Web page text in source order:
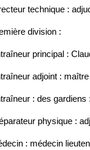
technique :
division :
principal :
adjoint :
: des
physique :
: médecin